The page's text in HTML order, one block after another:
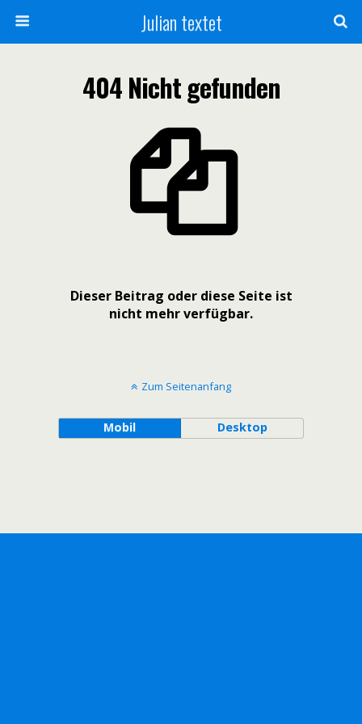
Julian textet
404 Nicht gefunden
Dieser Beitrag oder diese Seite ist
nicht mehr verfügbar.
Zum Seitenanfang
Mobil Desktop